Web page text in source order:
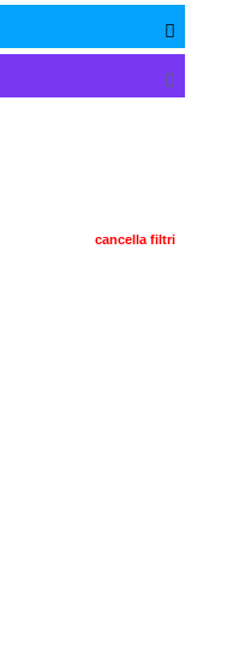
cancella filtri